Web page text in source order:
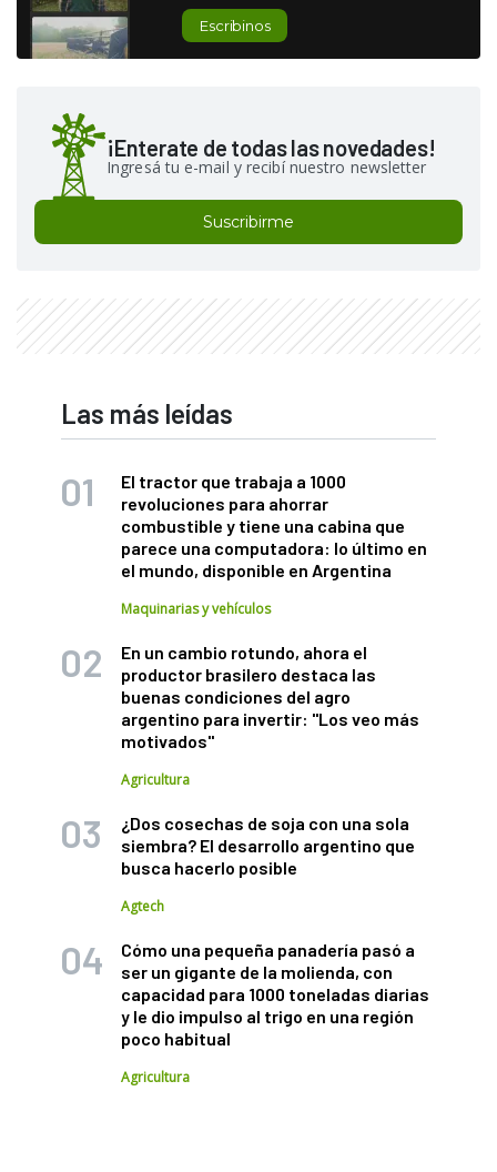
Escribinos
¡Enterate de todas las novedades!
Ingresá tu e-mail y recibí nuestro newsletter
Suscribirme
Las más leídas
El tractor que trabaja a 1000
revoluciones para ahorrar
combustible y tiene una cabina que
parece una computadora: lo último en
el mundo, disponible en Argentina
Maquinarias y vehículos
En un cambio rotundo, ahora el
productor brasilero destaca las
buenas condiciones del agro
argentino para invertir: "Los veo más
motivados"
Agricultura
¿Dos cosechas de soja con una sola
siembra? El desarrollo argentino que
busca hacerlo posible
Agtech
Cómo una pequeña panadería pasó a
ser un gigante de la molienda, con
capacidad para 1000 toneladas diarias
y le dio impulso al trigo en una región
poco habitual
Agricultura